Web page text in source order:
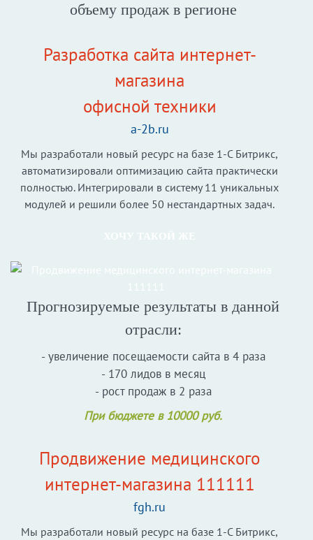
объему продаж в регионе
Разработка сайта интернет-
магазина
офисной техники
a-2b.ru
Мы разработали новый ресурс на базе 1-С Битрикс,
автоматизировали оптимизацию сайта практически
полностью. Интегрировали в систему 11 уникальных
модулей и решили более 50 нестандартных задач.
Прогнозируемые результаты в данной
отрасли:
- увеличение посещаемости сайта в 4 раза
- 170 лидов в месяц
- рост продаж в 2 раза
При бюджете в 10000 руб.
Продвижение медицинского
интернет-магазина 111111
fgh.ru
Мы разработали новый ресурс на базе 1-С Битрикс,